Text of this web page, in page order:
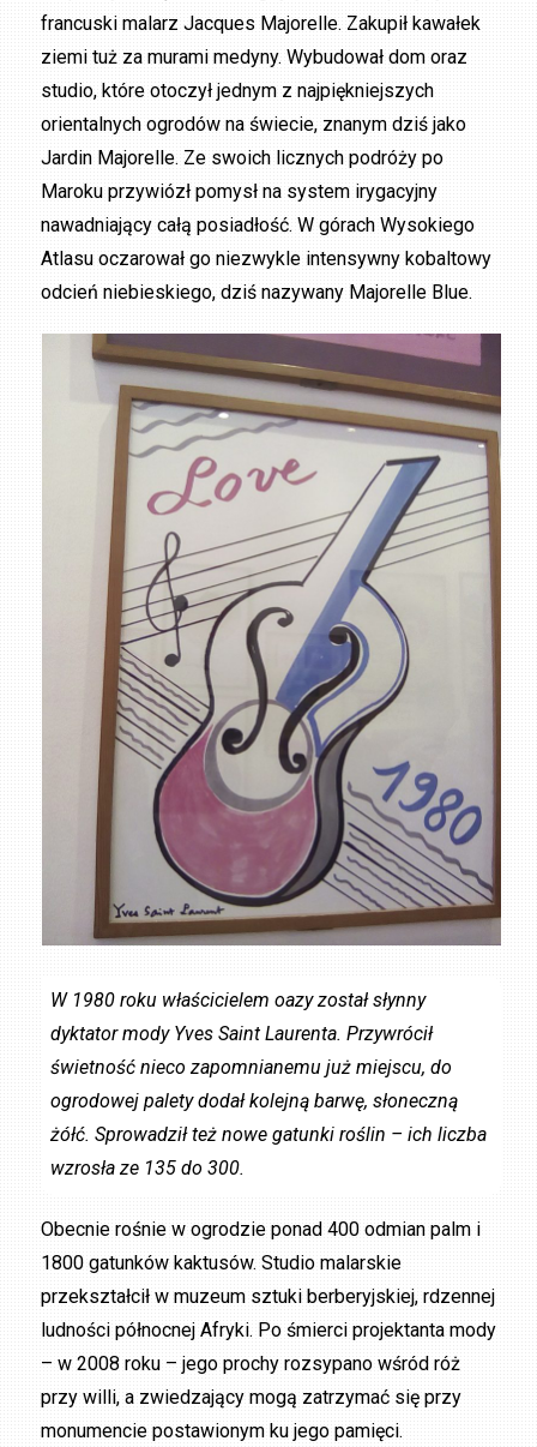
francuski malarz Jacques Majorelle. Zakupił kawałek
ziemi tuż za murami medyny. Wybudował dom oraz
studio, które otoczył jednym z najpiękniejszych
orientalnych ogrodów na świecie, znanym dziś jako
Jardin Majorelle. Ze swoich licznych podróży po
Maroku przywiózł pomysł na system irygacyjny
nawadniający całą posiadłość. W górach Wysokiego
Atlasu oczarował go niezwykle intensywny kobaltowy
odcień niebieskiego, dziś nazywany Majorelle Blue.
W 1980 roku właścicielem oazy został słynny
dyktator mody Yves Saint Laurenta. Przywrócił
świetność nieco zapomnianemu już miejscu, do
ogrodowej palety dodał kolejną barwę, słoneczną
żółć. Sprowadził też nowe gatunki roślin – ich liczba
wzrosła ze 135 do 300.
Obecnie rośnie w ogrodzie ponad 400 odmian palm i
1800 gatunków kaktusów. Studio malarskie
przekształcił w muzeum sztuki berberyjskiej, rdzennej
ludności północnej Afryki. Po śmierci projektanta mody
– w 2008 roku – jego prochy rozsypano wśród róż
przy willi, a zwiedzający mogą zatrzymać się przy
monumencie postawionym ku jego pamięci.